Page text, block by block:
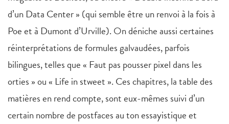
d’un Data Center » (qui semble être un renvoi à la fois à
Poe et à Dumont d’Urville). On déniche aussi certaines
réinterprétations de formules galvaudées, parfois
bilingues, telles que « Faut pas pousser pixel dans les
orties » ou « Life in stweet ». Ces chapitres, la table des
matières en rend compte, sont eux-mêmes suivi d’un
certain nombre de postfaces au ton essayistique et